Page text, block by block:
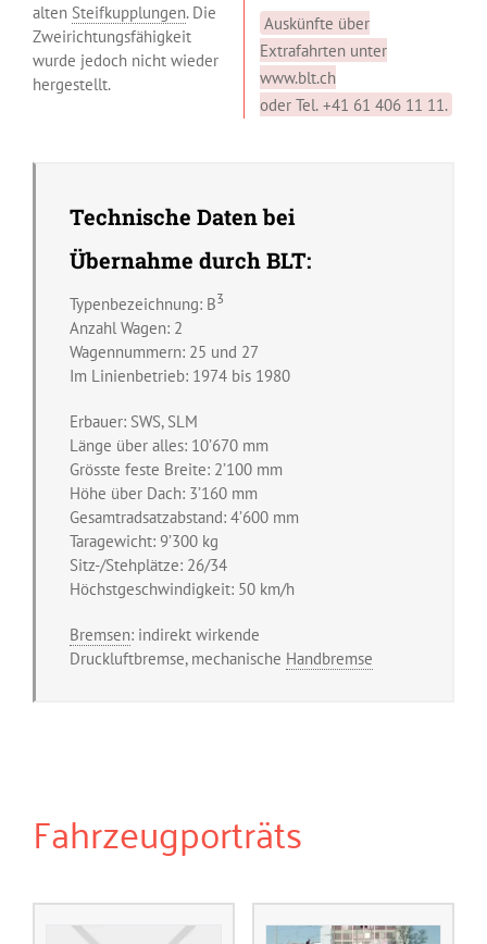
alten Steifkupplungen. Die
Zweirichtungsfähigkeit
wurde jedoch nicht wieder
hergestellt.
Auskünfte über
Extrafahrten unter
www.blt.ch
oder Tel. +41 61 406 11 11.
Technische Daten bei
Übernahme durch BLT:
Typenbezeichnung: B3
Anzahl Wagen: 2
Wagennummern: 25 und 27
Im Linienbetrieb: 1974 bis 1980
Erbauer: SWS, SLM
Länge über alles: 10’670 mm
Grösste feste Breite: 2’100 mm
Höhe über Dach: 3’160 mm
Gesamtradsatzabstand: 4’600 mm
Taragewicht: 9’300 kg
Sitz-/Stehplätze: 26/34
Höchstgeschwindigkeit: 50 km/h
Bremsen: indirekt wirkende
Druckluftbremse, mechanische Handbremse
Fahrzeugporträts